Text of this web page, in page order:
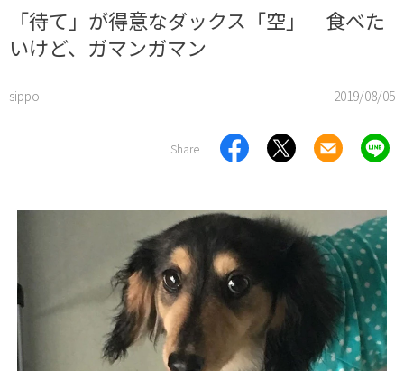
「待て」が得意なダックス「空」 食べた
いけど、ガマンガマン
sippo 2019/08/05
Share